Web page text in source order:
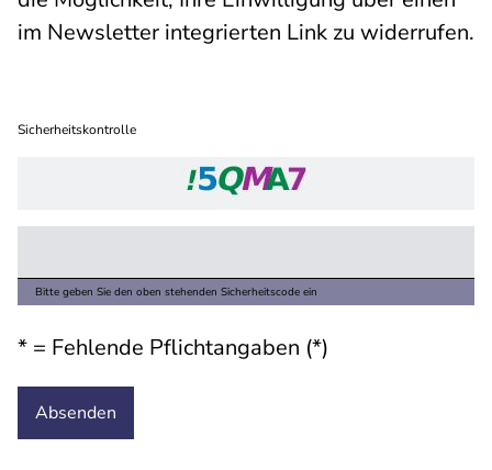
im Newsletter integrierten Link zu widerrufen.
Sicherheitskontrolle
Bitte geben Sie den oben stehenden Sicherheitscode ein
* = Fehlende Pflichtangaben (*)